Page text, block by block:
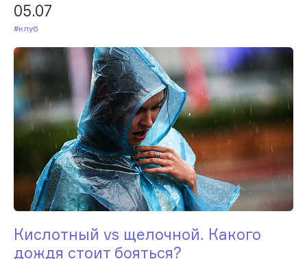
05.07
#Клуб
Кислотный vs щелочной. Какого
дождя стоит бояться?